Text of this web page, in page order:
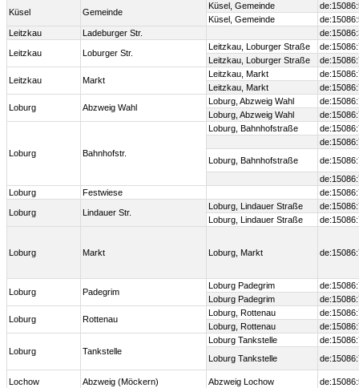
Küsel Gemeinde
Küsel, Gemeinde
Küsel, Gemeinde
Leitzkau
Ladeburger Str.
Leitzkau Loburger Str.
Leitzkau, Loburger Straße
Leitzkau, Loburger Straße
Leitzkau Markt
Leitzkau, Markt
Leitzkau, Markt
Loburg Abzweig Wahl
Loburg, Abzweig Wahl
Loburg, Abzweig Wahl
Loburg Bahnhofstr.
Loburg, Bahnhofstraße
Loburg, Bahnhofstraße
Loburg
Festwiese
Loburg Lindauer Str.
Loburg, Lindauer Straße
Loburg, Lindauer Straße
Loburg Markt Loburg, Markt
Loburg Padegrim
Loburg Padegrim
Loburg Padegrim
Loburg Rottenau
Loburg, Rottenau
Loburg, Rottenau
Loburg Tankstelle
Loburg Tankstelle
Loburg Tankstelle
Lochow Abzweig (Möckern) Abzweig Lochow